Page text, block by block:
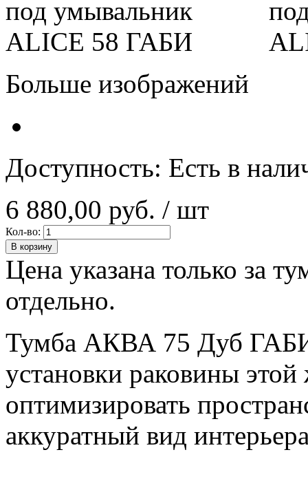
Больше изображений
Доступность: Есть в
6 880,00 руб. / шт
Кол-во:
В корзину
Цена указана только за
отдельно.
Тумба АКВА 75 Дуб ГАБИ
установки раковины
оптимизировать
аккуратный вид